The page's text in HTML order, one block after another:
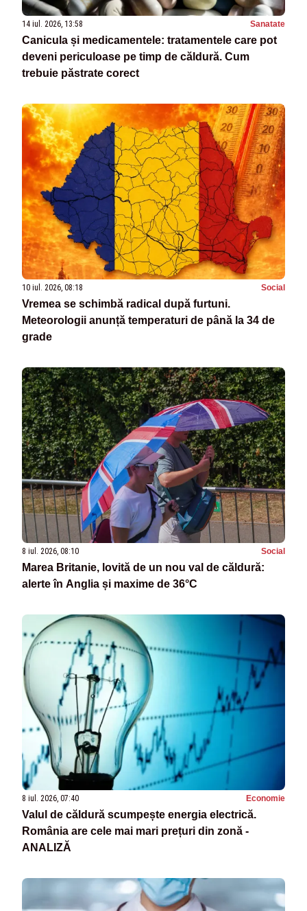
14 iul. 2026, 13:58 Sanatate
Canicula și medicamentele: tratamentele care pot
deveni periculoase pe timp de căldură. Cum
trebuie păstrate corect
10 iul. 2026, 08:18 Social
Vremea se schimbă radical după furtuni.
Meteorologii anunță temperaturi de până la 34 de
grade
8 iul. 2026, 08:10 Social
Marea Britanie, lovită de un nou val de căldură:
alerte în Anglia și maxime de 36°C
8 iul. 2026, 07:40 Economie
Valul de căldură scumpește energia electrică.
România are cele mai mari prețuri din zonă -
ANALIZĂ